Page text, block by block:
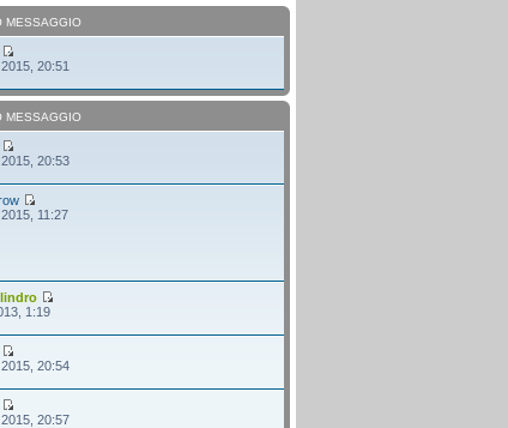
MESSAGGIO
20:51
MESSAGGIO
20:53
11:27
1:19
20:54
20:57